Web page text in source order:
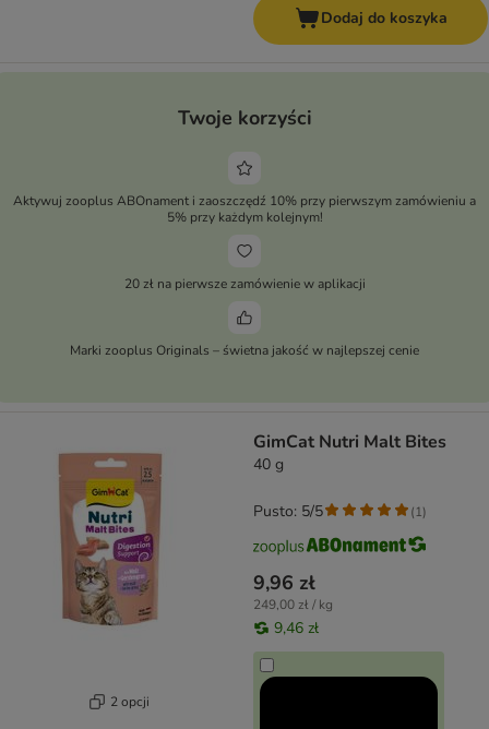
Dodaj do koszyka
Twoje korzyści
Aktywuj zooplus ABOnament i zaoszczędź 10% przy pierwszym zamówieniu a
5% przy każdym kolejnym!
20 zł na pierwsze zamówienie w aplikacji
Marki zooplus Originals – świetna jakość w najlepszej cenie
2 opcji
GimCat Nutri Malt Bites
40 g
9,96 zł
249,00 zł / kg
9,46 zł
Pusto: 5/5 (1)